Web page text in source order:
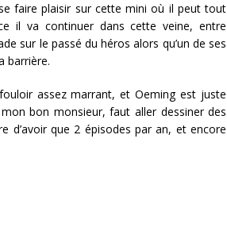
faire plaisir sur cette mini où il peut tout
il va continuer dans cette veine, entre
sur le passé du héros alors qu’un de ses
barrière.
assez marrant, et Oeming est juste
bon monsieur, faut aller dessiner des
d’avoir que 2 épisodes par an, et encore